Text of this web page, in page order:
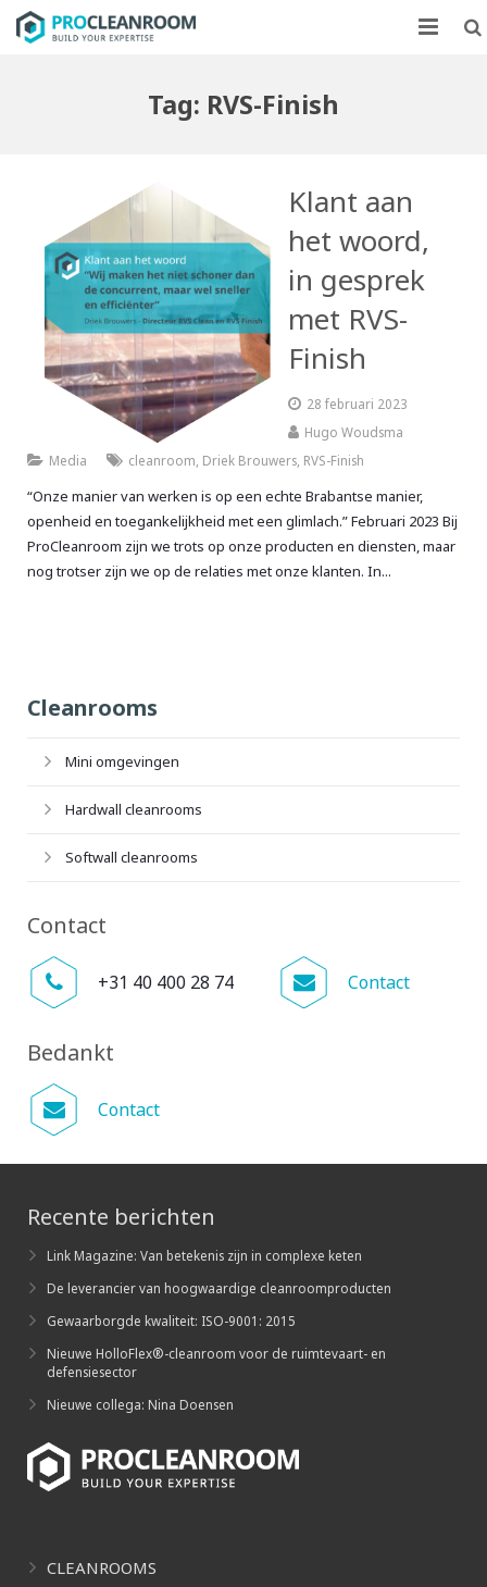
CASE STUDIES
OVER ONS
CONTACT
Tag: RVS-Finish
Klant aan
het woord,
in gesprek
met RVS-
Finish
28 februari 2023
Hugo Woudsma
Media
cleanroom Driek Brouwers RVS-Finish
“Onze manier van werken is op een echte Brabantse manier,
openheid en toegankelijkheid met een glimlach.” Februari 2023 Bij
ProCleanroom zijn we trots op onze producten en diensten, maar
nog trotser zijn we op de relaties met onze klanten. In...
Cleanrooms
Mini omgevingen
Hardwall cleanrooms
Softwall cleanrooms
Contact
+31 40 400 28 74 Contact
Bedankt
Contact
Recente berichten
Link Magazine: Van betekenis zijn in complexe keten
De leverancier van hoogwaardige cleanroomproducten
Gewaarborgde kwaliteit: ISO-9001: 2015
Nieuwe HolloFlex®-cleanroom voor de ruimtevaart- en
defensiesector
Nieuwe collega: Nina Doensen
CLEANROOMS